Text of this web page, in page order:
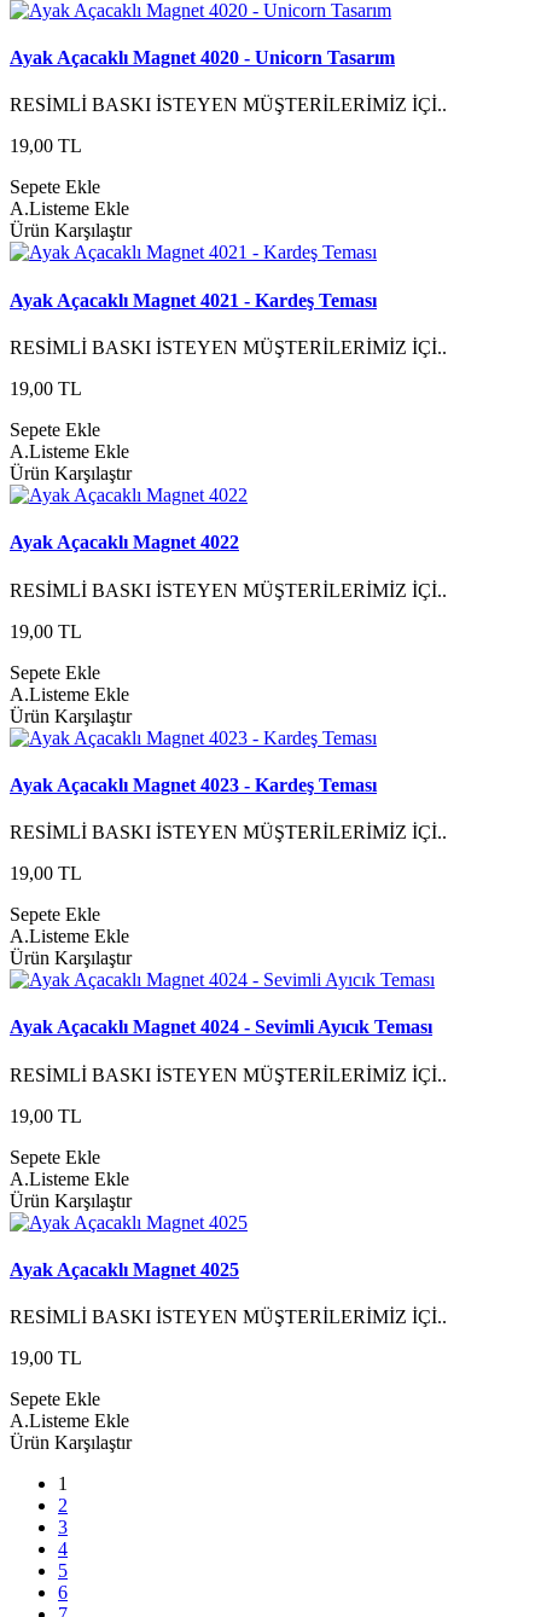
Ayak Açacaklı Magnet 4020 - Unicorn Tasarım
RESİMLİ BASKI İSTEYEN MÜŞTERİLERİMİZ İÇİ..
19,00 TL
Sepete Ekle
A.Listeme Ekle
Ürün Karşılaştır
Ayak Açacaklı Magnet 4021 - Kardeş Teması
RESİMLİ BASKI İSTEYEN MÜŞTERİLERİMİZ İÇİ..
19,00 TL
Sepete Ekle
A.Listeme Ekle
Ürün Karşılaştır
Ayak Açacaklı Magnet 4022
RESİMLİ BASKI İSTEYEN MÜŞTERİLERİMİZ İÇİ..
19,00 TL
Sepete Ekle
A.Listeme Ekle
Ürün Karşılaştır
Ayak Açacaklı Magnet 4023 - Kardeş Teması
RESİMLİ BASKI İSTEYEN MÜŞTERİLERİMİZ İÇİ..
19,00 TL
Sepete Ekle
A.Listeme Ekle
Ürün Karşılaştır
Ayak Açacaklı Magnet 4024 - Sevimli Ayıcık Teması
RESİMLİ BASKI İSTEYEN MÜŞTERİLERİMİZ İÇİ..
19,00 TL
Sepete Ekle
A.Listeme Ekle
Ürün Karşılaştır
Ayak Açacaklı Magnet 4025
RESİMLİ BASKI İSTEYEN MÜŞTERİLERİMİZ İÇİ..
19,00 TL
Sepete Ekle
A.Listeme Ekle
Ürün Karşılaştır
1
2
3
4
5
6